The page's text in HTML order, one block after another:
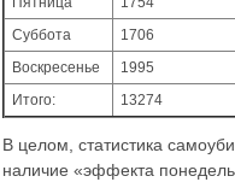
Суббота
1706
Воскресенье
1995
Итого:
13274
В целом, статистика
наличие «эффекта